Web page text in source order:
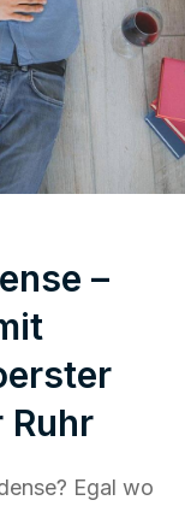
–
Ruhr
Egal wo